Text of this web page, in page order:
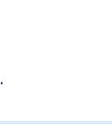
.